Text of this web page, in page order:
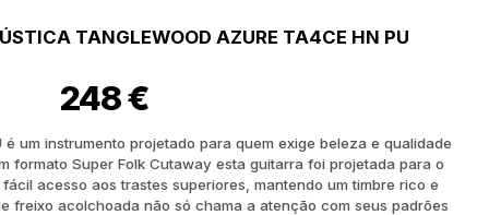
TANGLEWOOD AZURE TA4CE HN PU
248€
um instrumento projetado para quem exige beleza e qualidade
formato Super Folk Cutaway esta guitarra foi projetada para o
acesso aos trastes superiores, mantendo um timbre rico e
freixo acolchoada não só chama a atenção com seus padrões